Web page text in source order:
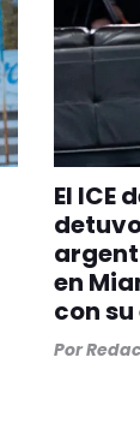
El ICE
en
con
Por